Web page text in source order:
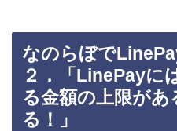
なのらぼで
２．「LinePayに
る金額の上限が
る！」